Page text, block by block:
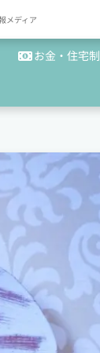
メディア
お金・住宅